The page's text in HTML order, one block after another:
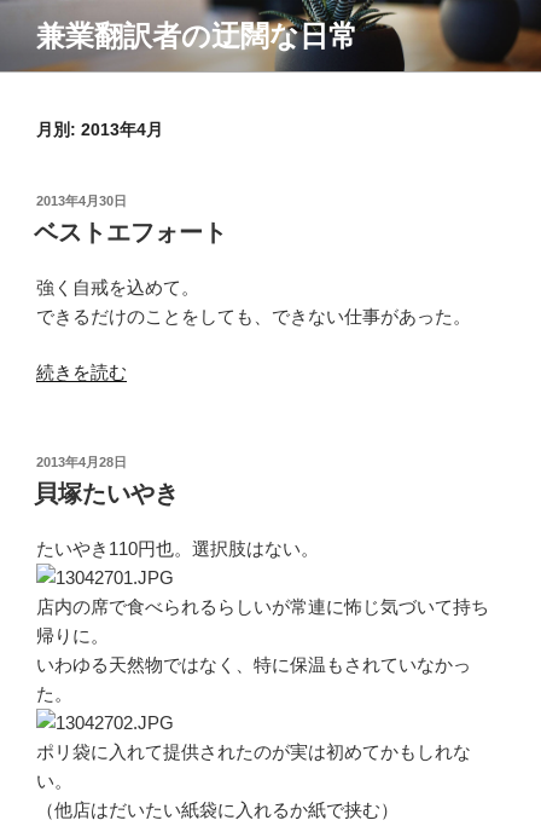
テ
兼業翻訳者の迂闊な日常
月別: 2013年4月
投
稿
2013年4月30日
ベストエフォート
強く自戒を込めて。
できるだけのことをしても、できない仕事があった。
“ベ
エ
フ
ー
ト”
の
続きを読む
投
稿
日:
2013年4月28日
貝塚たいやき
たいやき110円也。選択肢はない。
店内の席で食べられるらしいが常連に怖じ気づいて持ち
帰りに。
いわゆる天然物ではなく、特に保温もされていなかっ
た。
ポリ袋に入れて提供されたのが実は初めてかもしれな
い。
（他店はだいたい紙袋に入れるか紙で挟む）